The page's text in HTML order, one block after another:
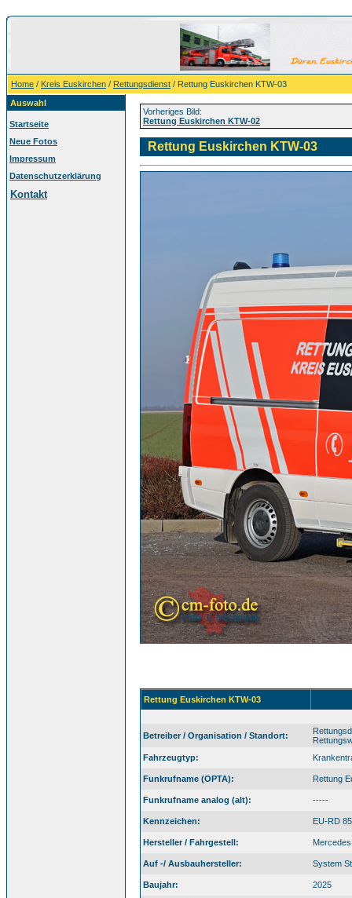
Home / Kreis Euskirchen / Rettungsdienst / Rettung Euskirchen KTW-03
Auswahl
Startseite
Neue Fotos
Impressum
Datenschutzerklärung
Kontakt
Vorheriges Bild:
Rettung Euskirchen KTW-02
Rettung Euskirchen KTW-03
Rettung Euskirchen KTW-03
Betreiber / Organisation / Standort:
Fahrzeugtyp:
Funkrufname (OPTA): Rettung
Funkrufname analog (alt): -----
Kennzeichen: EU-RD
Hersteller / Fahrgestell:
Auf -/ Ausbauhersteller: System
Baujahr: 2025